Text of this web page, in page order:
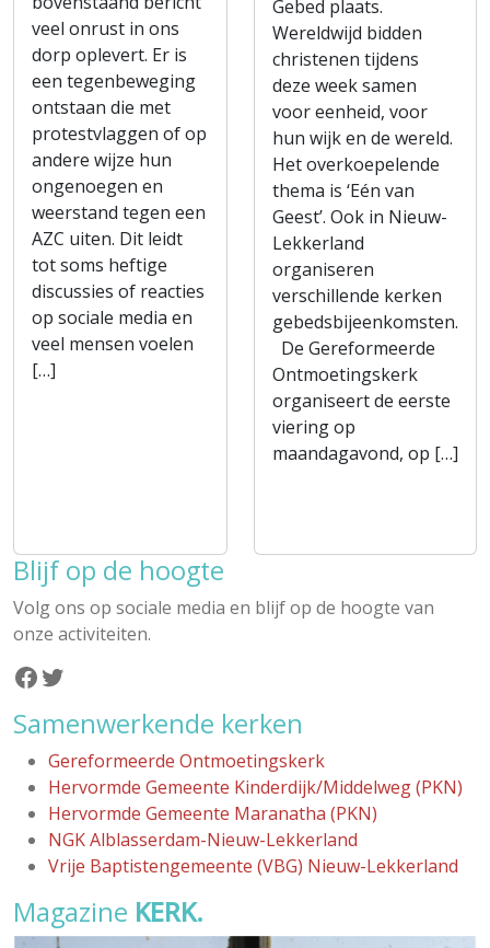
veel onrust in ons
dorp oplevert. Er is
een tegenbeweging
ontstaan die met
protestvlaggen of op
andere wijze hun
ongenoegen en
weerstand tegen een
AZC uiten. Dit leidt
tot soms heftige
discussies of reacties
op sociale media en
veel mensen voelen
[…]
Gebed plaats.
Wereldwijd bidden
christenen tijdens
deze week samen
voor eenheid, voor
hun wijk en de wereld.
Het overkoepelende
thema is ‘Eén van
Geest’. Ook in Nieuw-
Lekkerland
organiseren
verschillende kerken
gebedsbijeenkomsten.
De Gereformeerde
Ontmoetingskerk
organiseert de eerste
viering op
maandagavond, op […]
Blijf op de hoogte
Volg ons op sociale media en blijf op de hoogte van
onze activiteiten.
Facebook
Twitter
Samenwerkende kerken
Gereformeerde Ontmoetingskerk
Hervormde Gemeente Kinderdijk/Middelweg (PKN)
Hervormde Gemeente Maranatha (PKN)
NGK Alblasserdam-Nieuw-Lekkerland
Vrije Baptistengemeente (VBG) Nieuw-Lekkerland
Magazine KERK.